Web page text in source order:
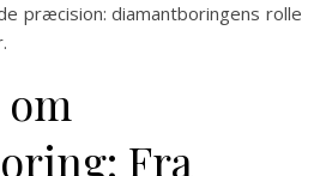
præcision: diamantboringens rolle
Fra